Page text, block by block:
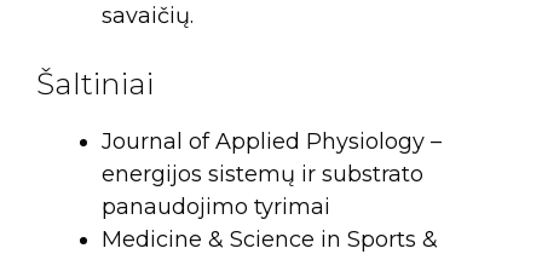
savaičių.
Šaltiniai
Journal of Applied Physiology –
energijos sistemų ir substrato
panaudojimo tyrimai
Medicine & Science in Sports &